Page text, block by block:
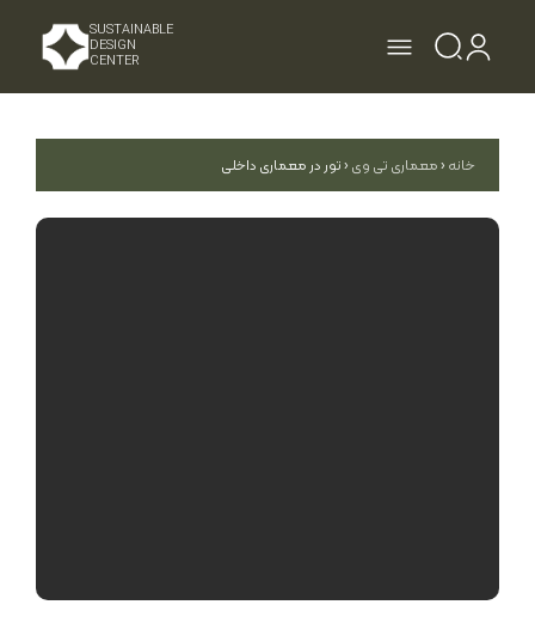
SUSTAINABLE
DESIGN
CENTER
خانه ‹معماری تی وی ‹تور در معماری داخلی